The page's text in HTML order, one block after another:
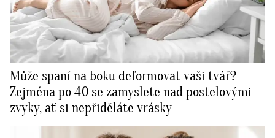
Může spaní na boku deformovat vaši tvář?
Zejména po 40 se zamyslete nad postelovými
zvyky, ať si nepřiděláte vrásky